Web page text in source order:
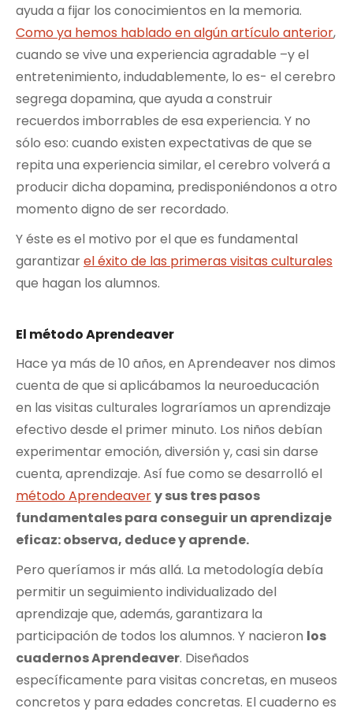
ayuda a fijar los conocimientos en la memoria.
Como ya hemos hablado en algún artículo anterior,
cuando se vive una experiencia agradable –y el
entretenimiento, indudablemente, lo es- el cerebro
segrega dopamina, que ayuda a construir
recuerdos imborrables de esa experiencia. Y no
sólo eso: cuando existen expectativas de que se
repita una experiencia similar, el cerebro volverá a
producir dicha dopamina, predisponiéndonos a otro
momento digno de ser recordado.
Y éste es el motivo por el que es fundamental
garantizarel éxito de las primeras visitas culturales
que hagan los alumnos.
El método Aprendeaver
Hace ya más de 10 años, en Aprendeaver nos dimos
cuenta de que si aplicábamos la neuroeducación
en las visitas culturales lograríamos un aprendizaje
efectivo desde el primer minuto. Los niños debían
experimentar emoción, diversión y, casi sin darse
cuenta, aprendizaje. Así fue como se desarrolló el
método Aprendeavery sus tres pasos
fundamentales para conseguir un aprendizaje
eficaz: observa, deduce y aprende.
Pero queríamos ir más allá. La metodología debía
permitir un seguimiento individualizado del
aprendizaje que, además, garantizara la
participación de todos los alumnos. Y nacieron los
cuadernos Aprendeaver. Diseñados
específicamente para visitas concretas, en museos
concretos y para edades concretas. El cuaderno es